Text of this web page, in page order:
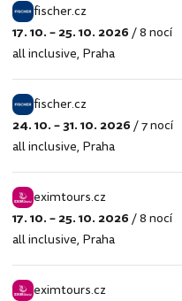
fischer.cz
fischer.cz
17. 10. – 25. 10. 2026/8 nocí
all inclusive, Praha
fischer.cz
fischer.cz
24. 10. – 31. 10. 2026/7 nocí
all inclusive, Praha
eximtours.cz
eximtours.cz
17. 10. – 25. 10. 2026/8 nocí
all inclusive, Praha
eximtours.cz